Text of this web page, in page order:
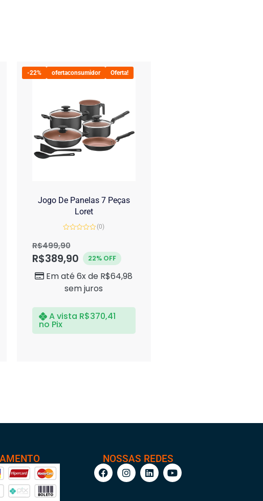
-22% ofertaconsumidor Oferta!
Jogo De Panelas 7 Peças
Loret
0
de
(0)
R$499,90
R$389,90 22% OFF
Em até 6x de R$64,98
sem juros
A vista R$370,41
no Pix
NOSSAS REDES